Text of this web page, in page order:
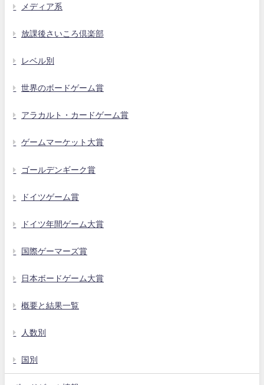
メディア系
放課後さいころ倶楽部
レベル別
世界のボードゲーム賞
アラカルト・カードゲーム賞
ゲームマーケット大賞
ゴールデンギーク賞
ドイツゲーム賞
ドイツ年間ゲーム大賞
国際ゲーマーズ賞
日本ボードゲーム大賞
概要と結果一覧
人数別
国別